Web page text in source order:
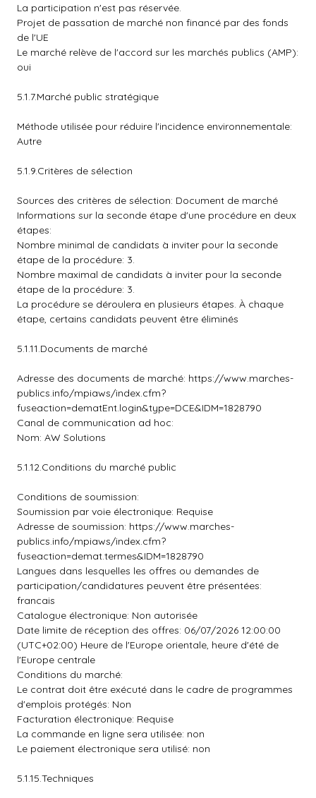
La participation n'est pas réservée.
Projet de passation de marché non financé par des fonds
de l'UE
Le marché relève de l'accord sur les marchés publics (AMP):
oui
5.1.7.Marché public stratégique
Méthode utilisée pour réduire l'incidence environnementale:
Autre
5.1.9.Critères de sélection
Sources des critères de sélection: Document de marché
Informations sur la seconde étape d'une procédure en deux
étapes:
Nombre minimal de candidats à inviter pour la seconde
étape de la procédure: 3.
Nombre maximal de candidats à inviter pour la seconde
étape de la procédure: 3.
La procédure se déroulera en plusieurs étapes. À chaque
étape, certains candidats peuvent être éliminés
5.1.11.Documents de marché
Adresse des documents de marché: https://www.marches-
publics.info/mpiaws/index.cfm?
fuseaction=dematEnt.login&type=DCE&IDM=1828790
Canal de communication ad hoc:
Nom: AW Solutions
5.1.12.Conditions du marché public
Conditions de soumission:
Soumission par voie électronique: Requise
Adresse de soumission: https://www.marches-
publics.info/mpiaws/index.cfm?
fuseaction=demat.termes&IDM=1828790
Langues dans lesquelles les offres ou demandes de
participation/candidatures peuvent être présentées:
francais
Catalogue électronique: Non autorisée
Date limite de réception des offres: 06/07/2026 12:00:00
(UTC+02:00) Heure de l'Europe orientale, heure d'été de
l'Europe centrale
Conditions du marché:
Le contrat doit être exécuté dans le cadre de programmes
d'emplois protégés: Non
Facturation électronique: Requise
La commande en ligne sera utilisée: non
Le paiement électronique sera utilisé: non
5.1.15.Techniques